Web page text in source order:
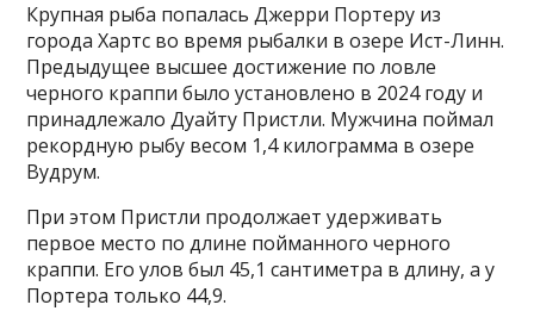
Крупная рыба попалась Джерри Портеру из
города Хартс во время рыбалки в озере Ист-Линн.
Предыдущее высшее достижение по ловле
черного краппи было установлено в 2024 году и
принадлежало Дуайту Пристли. Мужчина поймал
рекордную рыбу весом 1,4 килограмма в озере
Вудрум.
При этом Пристли продолжает удерживать
первое место по длине пойманного черного
краппи. Его улов был 45,1 сантиметра в длину, а у
Портера только 44,9.